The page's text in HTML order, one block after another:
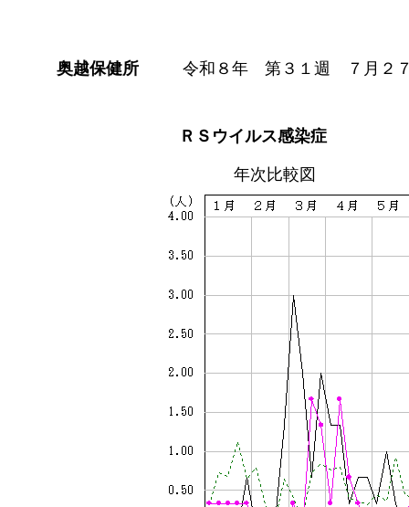
奥越保健所 令和８年 第３１週 ７月２
ＲＳウイルス感染症
年次比較図